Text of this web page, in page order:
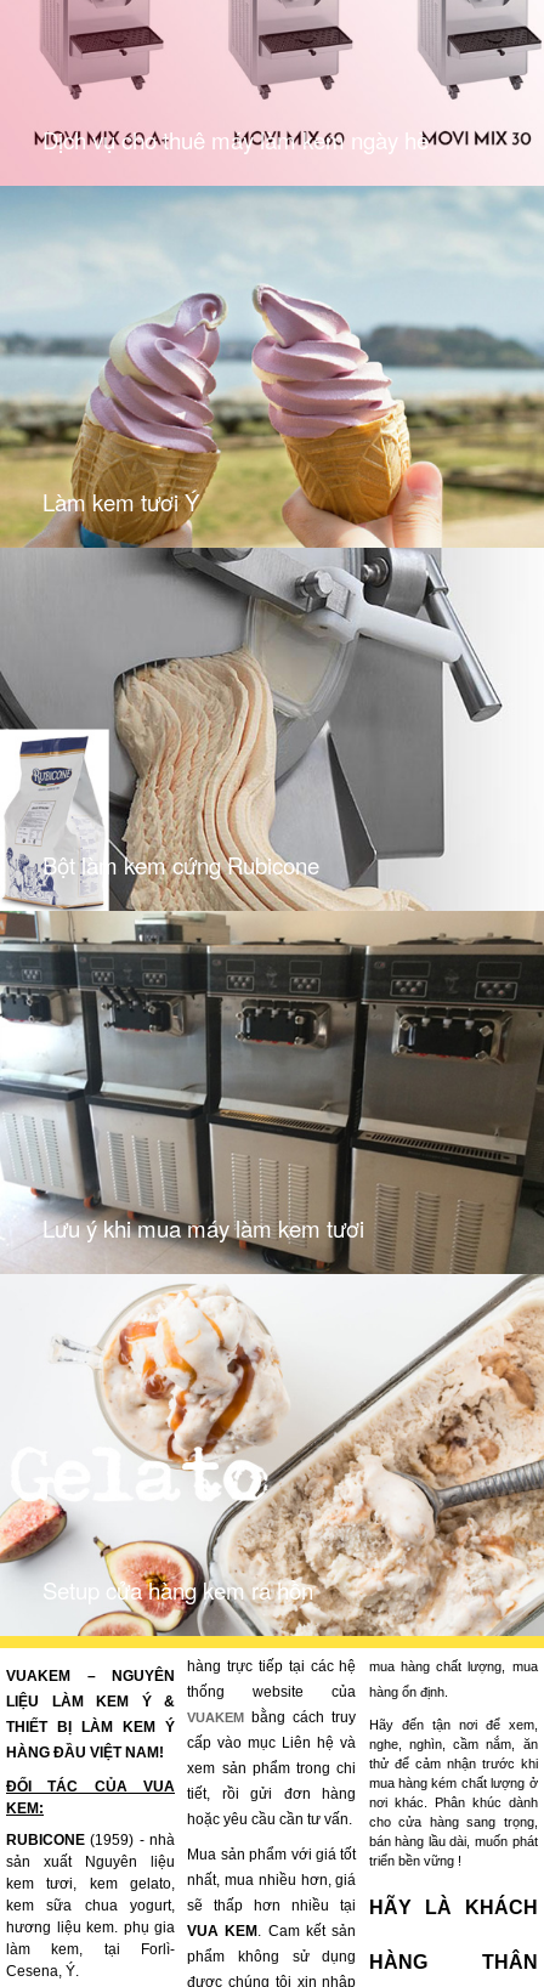
Dịch vụ cho thuê máy làm kem ngày hè
Làm kem tươi Ý
Bột làm kem cứng Rubicone
Lưu ý khi mua máy làm kem tươi
Setup cửa hàng kem ra hồn
VUAKEM – NGUYÊN
LIỆU LÀM KEM Ý &
THIẾT BỊ LÀM KEM Ý
HÀNG ĐẦU VIỆT NAM!
ĐỐI TÁC CỦA VUA
KEM:
RUBICONE (1959) - nhà
sản xuất Nguyên liệu
kem tươi, kem gelato,
kem sữa chua yogurt,
hương liệu kem. phụ gia
làm kem, tại Forlì-
Cesena, Ý.
hàng trực tiếp tại các hệ
thống website của
VUAKEM
bằng cách truy
cấp vào mục Liên hệ và
xem sản phẩm trong chi
tiết, rồi gửi đơn hàng
hoặc yêu cầu cần tư vấn.
Mua sản phẩm với giá tốt
nhất, mua nhiều hơn, giá
sẽ thấp hơn nhiều tại
VUA KEM . Cam kết sản
phẩm không sử dụng
được chúng tôi xin nhập
mua hàng chất lượng, mua
hàng ổn định.
Hãy đến tận nơi để xem,
nghe, nghìn, cầm nắm, ăn
thử để cảm nhận trước khi
mua hàng kém chất lượng ở
nơi khác. Phân khúc dành
cho cửa hàng sang trọng,
bán hàng lầu dài, muốn phát
triển bền vững !
HÃY LÀ KHÁCH
HÀNG THÂN